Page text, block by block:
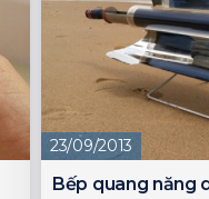
23/09/2013
Bếp quang năng